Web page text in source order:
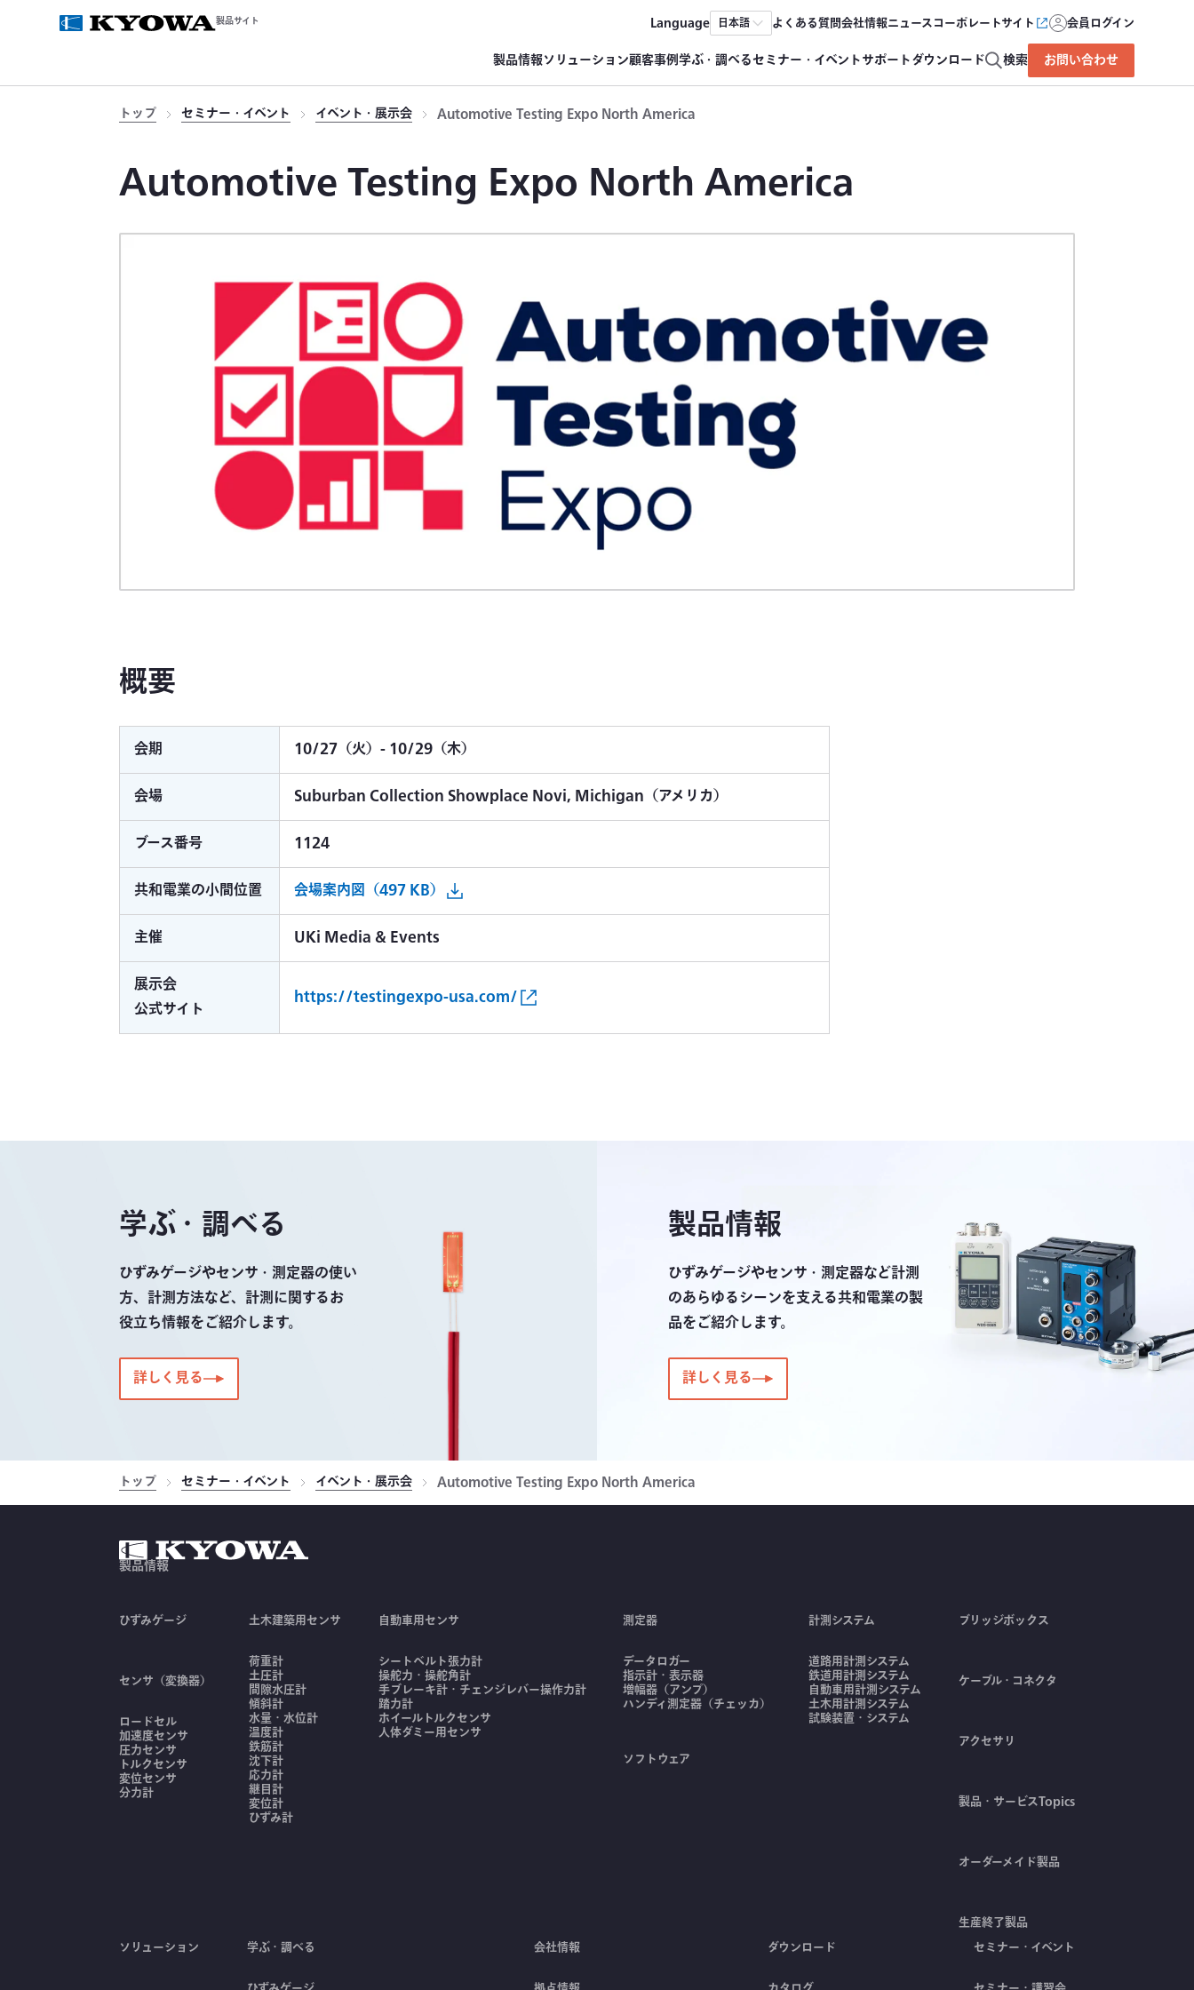
製品サイト Language 日本語 よくある質問会社情報ニュースコーポレートサイト 会員ログイン
製品情報ソリューション顧客事例学ぶ・調べるセミナー・イベントサポートダウンロード 検索 お問い合わせ
トップ セミナー・イベント イベント・展示会 Automotive Testing Expo North America
Automotive Testing Expo North America
概要
会期 10/27（火）- 10/29（木）
会場 Suburban Collection Showplace Novi, Michigan（アメリカ）
ブース番号 1124
共和電業の小間位置 会場案内図（497 KB）
主催 UKi Media & Events
展示会
公式サイト
https://testingexpo-usa.com/
学ぶ・調べる
ひずみゲージやセンサ・測定器の使い
方、計測方法など、計測に関するお
役立ち情報をご紹介します。
詳しく見る
製品情報
ひずみゲージやセンサ・測定器など計測
のあらゆるシーンを支える共和電業の製
品をご紹介します。
詳しく見る
トップ セミナー・イベント イベント・展示会 Automotive Testing Expo North America
製品情報
ひずみゲージ
センサ（変換器）
ロードセル
加速度センサ
圧力センサ
トルクセンサ
変位センサ
分力計
土木建築用センサ
荷重計
土圧計
間隙水圧計
傾斜計
水量・水位計
温度計
鉄筋計
沈下計
応力計
継目計
変位計
ひずみ計
自動車用センサ
シートベルト張力計
操舵力・操舵角計
手ブレーキ計・チェンジレバー操作力計
踏力計
ホイールトルクセンサ
人体ダミー用センサ
測定器
データロガー
指示計・表示器
増幅器（アンプ）
ハンディ測定器（チェッカ）
ソフトウェア
計測システム
道路用計測システム
鉄道用計測システム
自動車用計測システム
土木用計測システム
試験装置・システム
ブリッジボックス
ケーブル・コネクタ
アクセサリ
製品・サービスTopics
オーダーメイド製品
生産終了製品
ソリューション
学ぶ・調べる 会社情報 ダウンロード セミナー・イベント